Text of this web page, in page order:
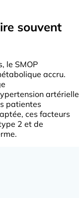
souvent
le SMOP
accru.
artérielle
patientes
ces facteurs
2 et de